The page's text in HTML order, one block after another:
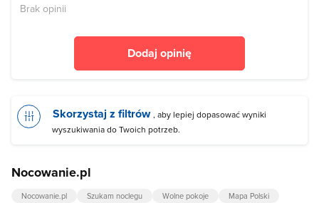
Brak opinii
Dodaj opinię
Skorzystaj z filtrów , aby lepiej dopasować wyniki
wyszukiwania do Twoich potrzeb.
Nocowanie.pl
Nocowanie.pl Szukam noclegu Wolne pokoje
Mapa Polski